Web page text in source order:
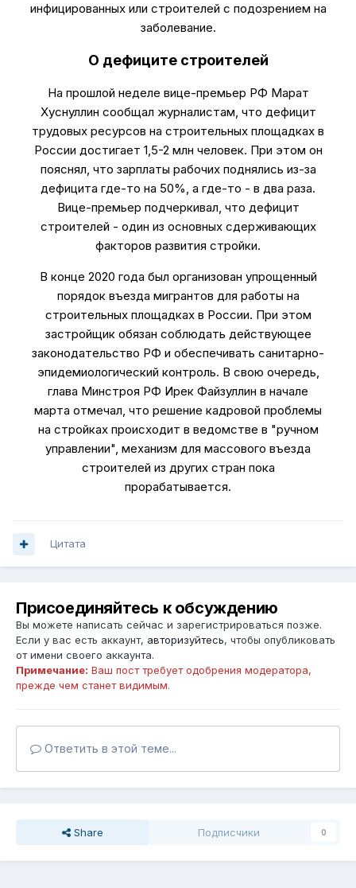
инфицированных или строителей с подозрением на
заболевание.
О дефиците строителей
На прошлой неделе вице-премьер РФ Марат
Хуснуллин сообщал журналистам, что дефицит
трудовых ресурсов на строительных площадках в
России достигает 1,5-2 млн человек. При этом он
пояснял, что зарплаты рабочих поднялись из-за
дефицита где-то на 50%, а где-то - в два раза.
Вице-премьер подчеркивал, что дефицит
строителей - один из основных сдерживающих
факторов развития стройки.
В конце 2020 года был организован упрощенный
порядок въезда мигрантов для работы на
строительных площадках в России. При этом
застройщик обязан соблюдать действующее
законодательство РФ и обеспечивать санитарно-
эпидемиологический контроль. В свою очередь,
глава Минстроя РФ Ирек Файзуллин в начале
марта отмечал, что решение кадровой проблемы
на стройках происходит в ведомстве в "ручном
управлении", механизм для массового въезда
строителей из других стран пока
прорабатывается.
Цитата
Присоединяйтесь к обсуждению
Вы можете написать сейчас и зарегистрироваться позже.
Если у вас есть аккаунт, авторизуйтесь, чтобы опубликовать
от имени своего аккаунта.
Примечание: Ваш пост требует одобрения модератора,
прежде чем станет видимым.
Ответить в этой теме...
Share Подписчики 0